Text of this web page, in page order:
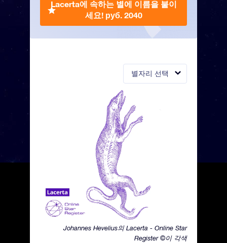
별자리 선택
Johannes Hevelius의 Lacerta - Online Star
Register ©이 각색
Lacerta에 속하는 별에 이름을 붙이
세요! руб. 2040